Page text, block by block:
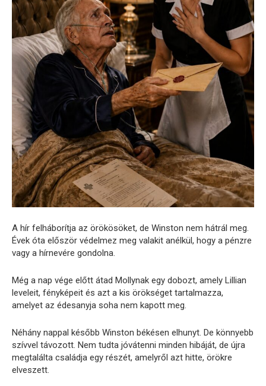
A hír felháborítja az örökösöket, de Winston nem hátrál meg.
Évek óta először védelmez meg valakit anélkül, hogy a pénzre
vagy a hírnevére gondolna.
Még a nap vége előtt átad Mollynak egy dobozt, amely Lillian
leveleit, fényképeit és azt a kis örökséget tartalmazza,
amelyet az édesanyja soha nem kapott meg.
Néhány nappal később Winston békésen elhunyt. De könnyebb
szívvel távozott. Nem tudta jóvátenni minden hibáját, de újra
megtalálta családja egy részét, amelyről azt hitte, örökre
elveszett.